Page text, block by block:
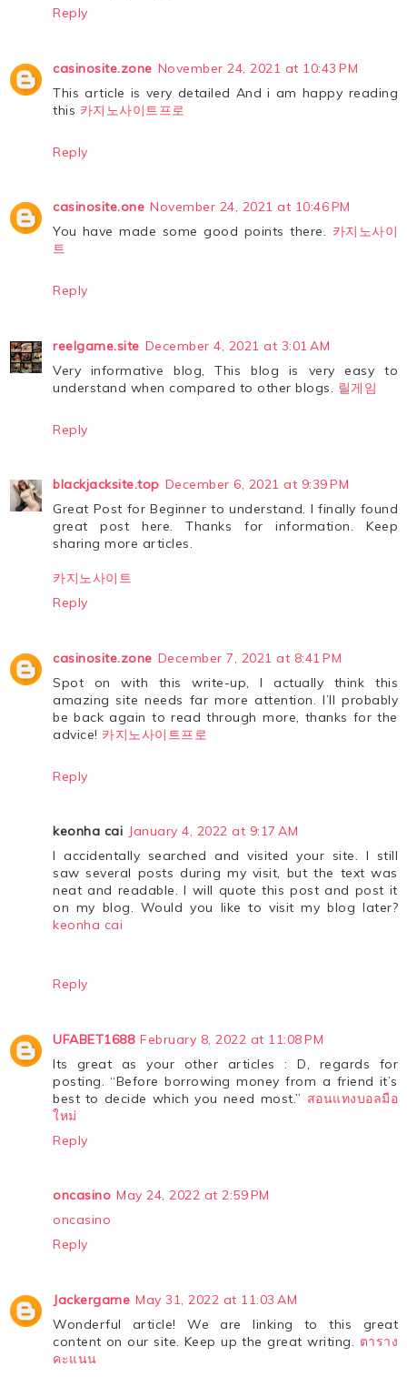
Reply
casinosite.zone November 24, 2021 at 10:43 PM
This article is very detailed And i am happy reading
this 카지노사이트프로
Reply
casinosite.one November 24, 2021 at 10:46 PM
You have made some good points there. 카지노사이
트
Reply
reelgame.site December 4, 2021 at 3:01 AM
Very informative blog, This blog is very easy to
understand when compared to other blogs. 릴게임
Reply
blackjacksite.top December 6, 2021 at 9:39 PM
Great Post for Beginner to understand. I finally found
great post here. Thanks for information. Keep
sharing more articles.
카지노사이트
Reply
casinosite.zone December 7, 2021 at 8:41 PM
Spot on with this write-up, I actually think this
amazing site needs far more attention. I’ll probably
be back again to read through more, thanks for the
advice! 카지노사이트프로
Reply
keonha cai January 4, 2022 at 9:17 AM
I accidentally searched and visited your site. I still
saw several posts during my visit, but the text was
neat and readable. I will quote this post and post it
on my blog. Would you like to visit my blog later?
keonha cai
Reply
UFABET1688 February 8, 2022 at 11:08 PM
Its great as your other articles : D, regards for
posting. “Before borrowing money from a friend it’s
best to decide which you need most.” สอนแทงบอลมือ
ใหม่
Reply
oncasino May 24, 2022 at 2:59 PM
oncasino
Reply
Jackergame May 31, 2022 at 11:03 AM
Wonderful article! We are linking to this great
content on our site. Keep up the great writing. ตาราง
คะแนน